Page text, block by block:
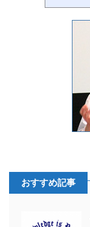
おすすめ記事